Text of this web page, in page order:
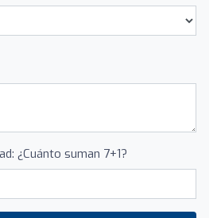
¿Cuánto suman 7+1?